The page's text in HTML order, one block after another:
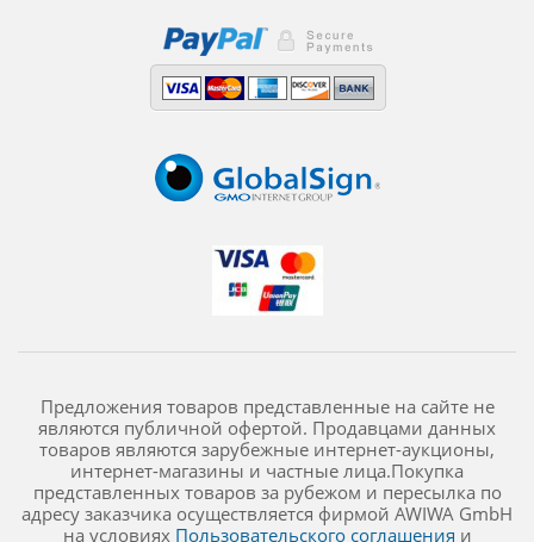
Предложения товаров представленные на сайте не
являются публичной офертой. Продавцами данных
товаров являются зарубежные интернет-аукционы,
интернет-магазины и частные лица.Покупка
представленных товаров за рубежом и пересылка по
адресу заказчика осуществляется фирмой AWIWA GmbH
на условиях Пользовательского соглашения и